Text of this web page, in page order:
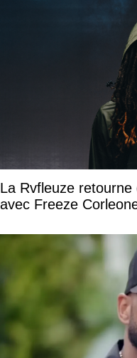
La Rvfleuze
avec Freeze